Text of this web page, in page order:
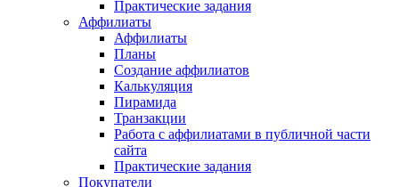
Практические задания
Аффилиаты
Аффилиаты
Планы
Создание аффилиатов
Калькуляция
Пирамида
Транзакции
Работа с аффилиатами в публичной части
сайта
Практические задания
Покупатели